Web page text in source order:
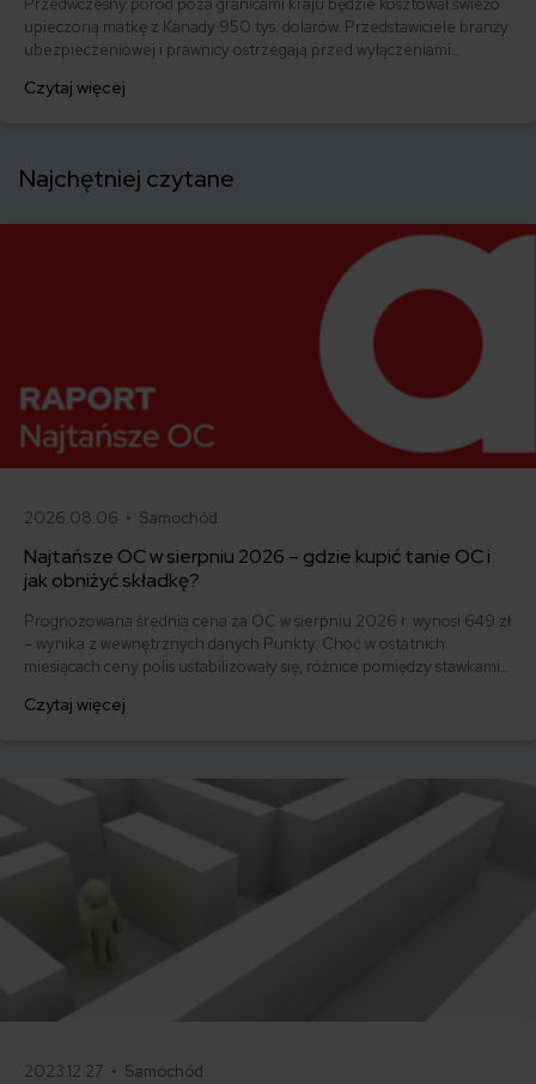
Przedwczesny poród poza granicami kraju będzie kosztował świeżo
upieczoną matkę z Kanady 950 tys. dolarów. Przedstawiciele branży
ubezpieczeniowej i prawnicy ostrzegają przed wyłączeniami
Czytaj więcej
Najchętniej czytane
2026.08.06 • Samochód
Najtańsze OC w sierpniu 2026 – gdzie kupić tanie OC i
jak obniżyć składkę?
Prognozowana średnia cena za OC w sierpniu 2026 r. wynosi 649 zł
– wynika z wewnętrznych danych Punkty. Choć w ostatnich
miesiącach ceny polis ustabilizowały się, różnice pomiędzy stawkami
500 zł, inni – powyżej 1500 zł. Gdzie znaleźć najtańsze OC w Polsce
Czytaj więcej
2023.12.27 • Samochód